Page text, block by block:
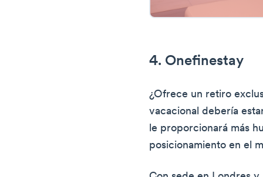
4. Onefinestay
¿Ofrece un retiro
vacacional debería
le proporcionará más
posicionamiento en el